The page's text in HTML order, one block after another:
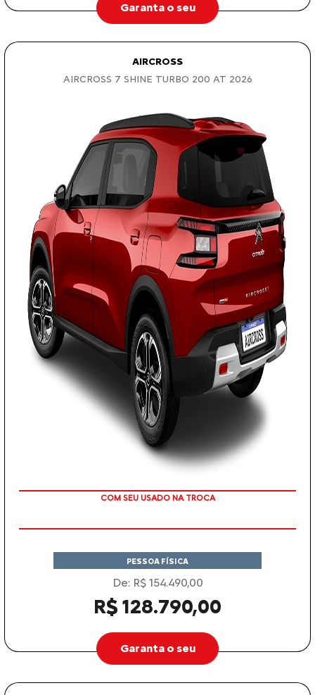
Garanta o seu
AIRCROSS
AIRCROSS 7 SHINE TURBO 200 AT 2026
TAXA ZERO
PESSOA FÍSICA
De: R$ 154.490,00
R$ 128.790,00
Garanta o seu